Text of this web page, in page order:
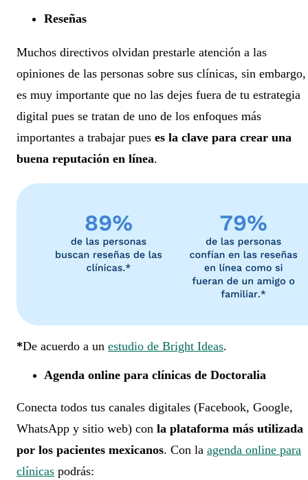
Reseñas
Muchos directivos olvidan prestarle atención a las
opiniones de las personas sobre sus clínicas, sin embargo,
es muy importante que no las dejes fuera de tu estrategia
digital pues se tratan de uno de los enfoques más
importantes a trabajar pues es la clave para crear una
buena reputación en línea.
*De acuerdo a un estudio de Bright Ideas.
Agenda online para clínicas de Doctoralia
Conecta todos tus canales digitales (Facebook, Google,
WhatsApp y sitio web) con la plataforma más utilizada
por los pacientes mexicanos. Con la agenda online para
clínicas podrás: